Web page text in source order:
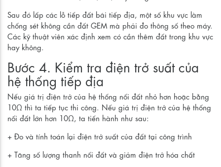
Sau đó lấp các lỗ tiếp đất bãi tiếp địa, một số khu vực làm
chống sét không cần đất GEM mà phải đo thông số theo máy.
Các kỹ thuật viên xác định xem có cần thêm đất trong khu vực
hay không.
Bước 4. Kiểm tra điện trở suất của
hệ thống tiếp địa
Nếu giá trị điện trở của hệ thống nối đất nhỏ hơn hoặc bằng
10Ω thì ta tiếp tục thi công. Nếu giá trị điện trở của hệ thống
nối đất lớn hơn 10Ω, ta tiến hành như sau:
+ Đo và tính toán lại điện trở suất của đất tại công trình
+ Tăng số lượng thanh nối đất và giảm điện trở hóa chất